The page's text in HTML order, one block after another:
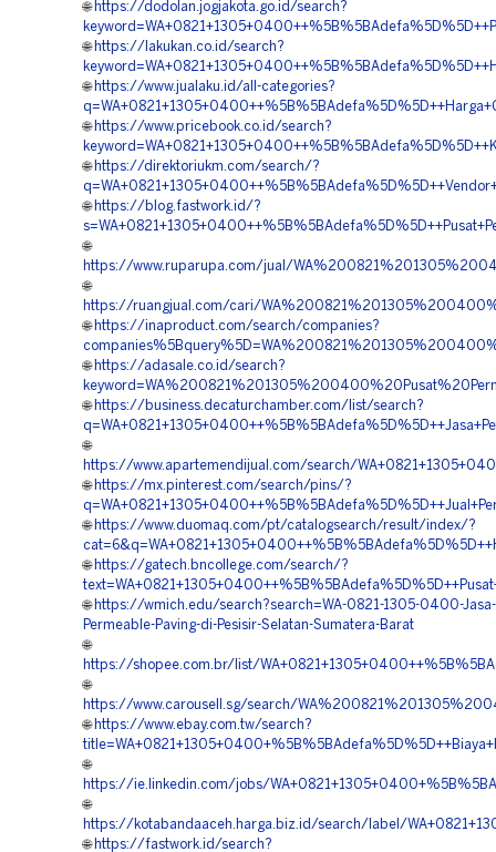
🌐 https://dodolan.jogjakota.go.id/search?
🌐 https://lakukan.co.id/search?
🌐 https://www.jualaku.id/all-categories?
🌐 https://www.pricebook.co.id/search?
🌐 https://direktoriukm.com/search/?
🌐 https://blog.fastwork.id/?
🌐
https://www.ruparupa.com/jual/
🌐
https://ruangjual.com/cari/
🌐 https://inaproduct.com/search/companies?
🌐 https://adasale.co.id/search?
🌐 https://business.decaturchamber.com/list/search?
🌐
https://www.apartemendijual.com/search/
🌐 https://mx.pinterest.com/search/pins/?
🌐 https://www.duomaq.com/pt/catalogsearch/result/index/?
🌐 https://gatech.bncollege.com/search/?
🌐 https://wmich.edu/search?search=WA-0821-1305-0400-Jasa-
Permeable-Paving-di-Pesisir-Selatan-Sumatera-Barat
🌐
https://shopee.com.br/list/
🌐
https://www.carousell.sg/search/
🌐 https://www.ebay.com.tw/search?
🌐
https://ie.linkedin.com/jobs/
🌐
https://kotabandaaceh.harga.biz.id/search/label/
🌐 https://fastwork.id/search?